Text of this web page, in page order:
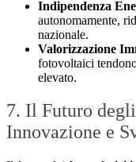
Indipendenza
autonomamente,
nazionale.
Valorizzazione
fotovoltaici
elevato.
7. Il Futuro
Innovazione e